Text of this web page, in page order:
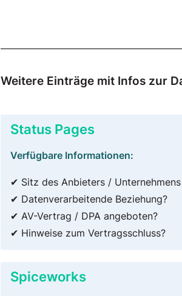
Weitere Einträge mit Infos zur
Status Pages
Verfügbare Informationen:
✔ Sitz des Anbieters / Unternehmens
✔ Datenverarbeitende Beziehung?
✔ AV-Vertrag / DPA angeboten?
✔ Hinweise zum Vertragsschluss?
Spiceworks